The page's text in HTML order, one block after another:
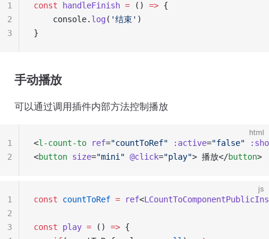
const handleFinish = () => {
	console.
log ( '结束' )
}
1
2
3
手动播放
可以通过调用插件内部方法控制播放
html
<l-count-to ref="countToRef" :active="false"
<button size="mini" @click="play"> 播放</button>
1
2
js
const countToRef = ref<
const play = () => {
1
2
3